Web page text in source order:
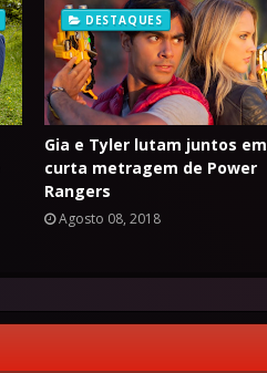
DESTAQUES
Gia e Tyler lutam juntos em
curta metragem de Power
Rangers
Agosto 08, 2018